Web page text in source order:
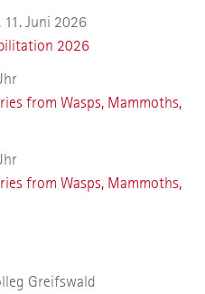
Juni 2026
2026
from Wasps, Mammoths,
from Wasps, Mammoths,
Greifswald